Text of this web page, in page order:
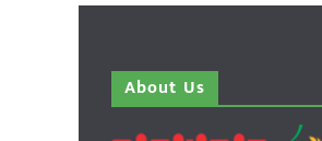
About Us